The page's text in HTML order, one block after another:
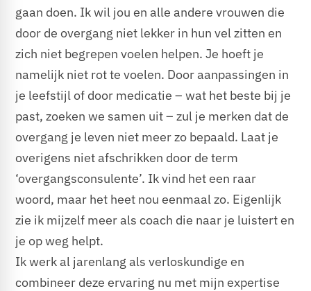
gaan doen. Ik wil jou en alle andere vrouwen die
door de overgang niet lekker in hun vel zitten en
zich niet begrepen voelen helpen. Je hoeft je
namelijk niet rot te voelen. Door aanpassingen in
je leefstijl of door medicatie – wat het beste bij je
past, zoeken we samen uit – zul je merken dat de
overgang je leven niet meer zo bepaald. Laat je
overigens niet afschrikken door de term
‘overgangsconsulente’. Ik vind het een raar
woord, maar het heet nou eenmaal zo. Eigenlijk
zie ik mijzelf meer als coach die naar je luistert en
je op weg helpt.
Ik werk al jarenlang als verloskundige en
combineer deze ervaring nu met mijn expertise